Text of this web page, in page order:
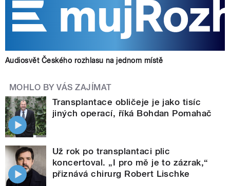
Audiosvět Českého rozhlasu na jednom místě
MOHLO BY VÁS ZAJÍMAT
Transplantace obličeje je jako tisíc
jiných operací, říká Bohdan Pomahač
Už rok po transplantaci plic
koncertoval. „I pro mě je to zázrak,“
přiznává chirurg Robert Lischke